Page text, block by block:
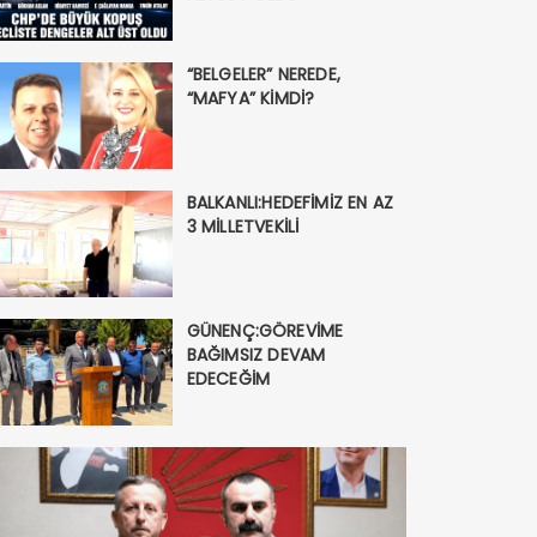
Parti’nin Uzunköprü
Aydın Oldu
“BELGELER” NEREDE,
“MAFYA” KİMDİ?
BALKANLI:HEDEFİMİZ EN AZ
3 MİLLETVEKİLİ
GÜNENÇ:GÖREVİME
BAĞIMSIZ DEVAM
EDECEĞİM